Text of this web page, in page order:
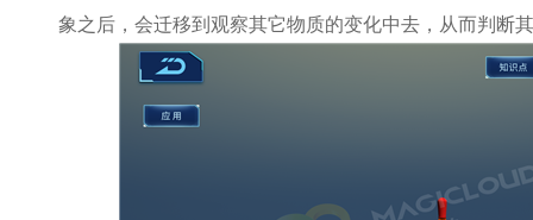
象之后，会迁移到观察其它物质的变化中去，从而判断